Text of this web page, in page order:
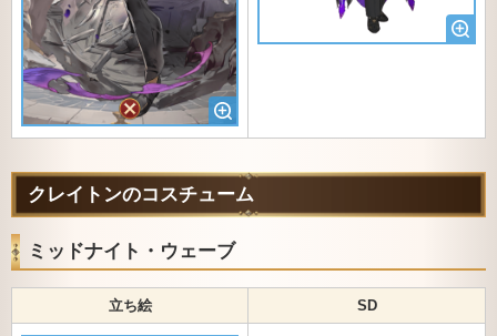
クレイトンのコスチューム
ミッドナイト・ウェーブ
立ち絵 SD